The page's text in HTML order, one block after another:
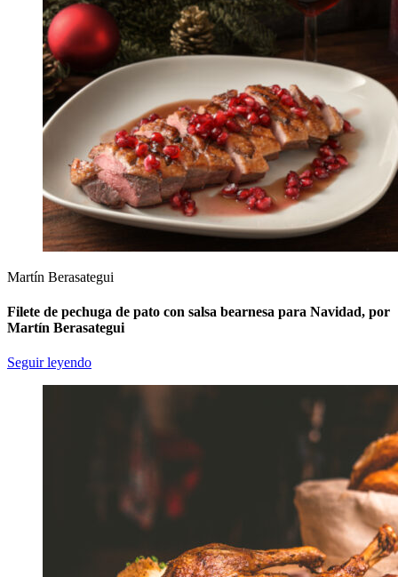
Martín Berasategui
Filete de pechuga de pato con salsa bearnesa para Navidad, por
Martín Berasategui
Seguir leyendo